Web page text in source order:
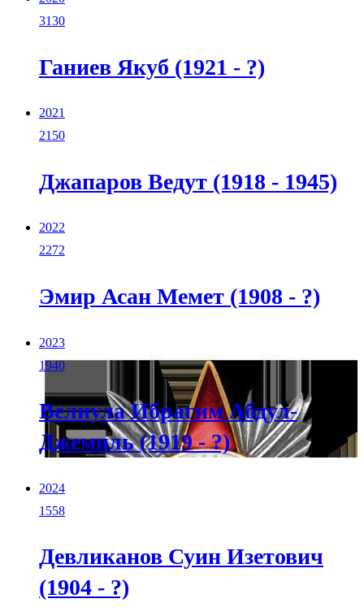
3130
Ганиев Якуб (1921 - ?)
2021
2150
Джапаров Ведут (1918 - 1945)
2022
2272
Эмир Асан Мемет (1908 - ?)
2023
1940
Велиула Ибрагим Абдул-
Джемиль (1919 - ?)
2024
1558
Девликанов Суин Изетович
(1904 - ?)